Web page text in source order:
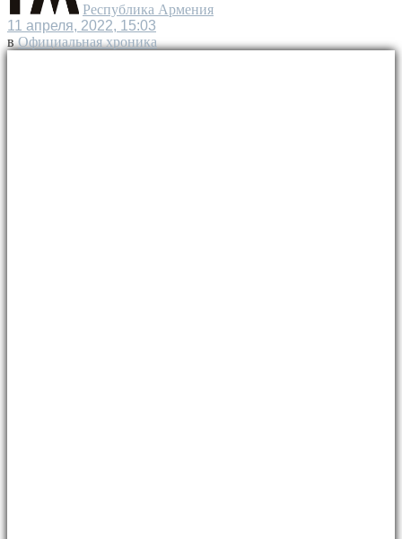
Республика Армения
11 апреля, 2022, 15:03
в Официальная хроника